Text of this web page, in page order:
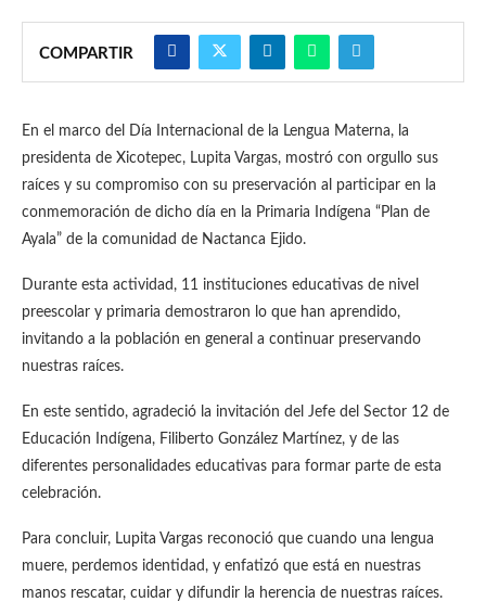
COMPARTIR
En el marco del Día Internacional de la Lengua Materna, la
presidenta de Xicotepec, Lupita Vargas, mostró con orgullo sus
raíces y su compromiso con su preservación al participar en la
conmemoración de dicho día en la Primaria Indígena “Plan de
Ayala” de la comunidad de Nactanca Ejido.
Durante esta actividad, 11 instituciones educativas de nivel
preescolar y primaria demostraron lo que han aprendido,
invitando a la población en general a continuar preservando
nuestras raíces.
En este sentido, agradeció la invitación del Jefe del Sector 12 de
Educación Indígena, Filiberto González Martínez, y de las
diferentes personalidades educativas para formar parte de esta
celebración.
Para concluir, Lupita Vargas reconoció que cuando una lengua
muere, perdemos identidad, y enfatizó que está en nuestras
manos rescatar, cuidar y difundir la herencia de nuestras raíces.